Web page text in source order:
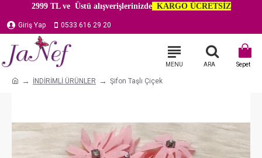
2999 TL ve Üstü alışverişlerinizdeKARGO ÜCRETSİZ
Giriş Yap 0533 616 29 20
İNDİRİMLİ ÜRÜNLER Şifon Taşlı Çiçek